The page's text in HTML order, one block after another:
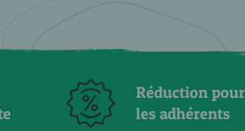
Réduction pour
les adhérents